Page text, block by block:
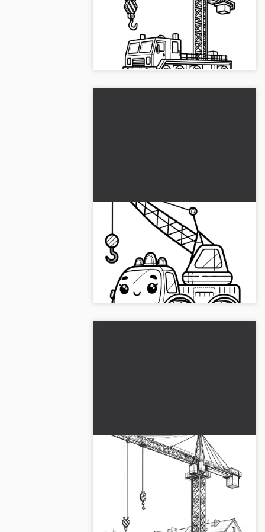
Ge den stora kranbilen färg! Ladda ner
den kostnadsfria målarbilden och
skapa den online eller på papper enligt
dina önskemål....
Enkel målarbild för barn: Kran
med ögon (Gratis)
Låt dig inspireras av en kran med stora
ögon och skapa din egen målarbild.
Ladda ner den gratis nu!...
Komplex kran framför
byggnader: Målarbild gratis
En kran framför byggnader som
målarförlaga, perfekt för utskrift och
färgläggning. Tillgänglig online och